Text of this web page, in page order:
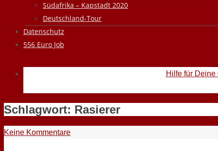
Südafrika – Kapstadt 2020
Deutschland-Tour
Datenschutz
556 Euro Job
Hilfe für Deine
Schlagwort: Rasierer
Keine Kommentare